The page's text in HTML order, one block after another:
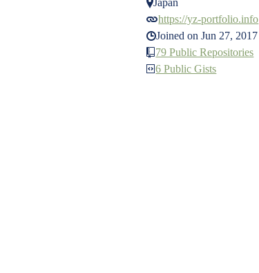
https://yz-portfolio.info
Joined on Jun 27, 2017
79 Public Repositories
6 Public Gists